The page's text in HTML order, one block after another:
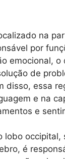
na
por
emocional, o
de
disso, essa
e na
e
lobo occipital,
é